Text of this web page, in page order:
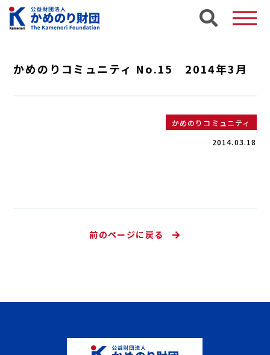
かめのりコミュニティ No.15 2014年3月
かめのりコミュニティ
2014.03.18
前のページに戻る